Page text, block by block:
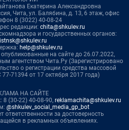
Екатерина Александровна
Чита, ул. Балябина, д. 13, 6 этаж, офис
8 (3022) 40-08-24
редакции: chita@shkulev.ru
и государственных органов:
help@shkulev.ru
на сайте до 26.07.2022,
агентством Чита.Ру (Зарегистрировано
о регистрации средства массовой
71394 от 17 октября 2017 года)
НА САЙТЕ
8 (30-22) 40-08-90, reklamachita@shkulev.ru
@shkulev_social_media_gp_bot
ответственности за достоверность
в рекламных объявлениях.